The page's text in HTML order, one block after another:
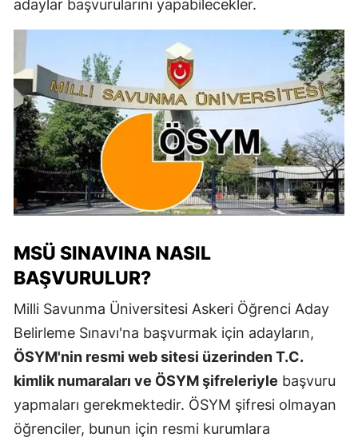
adaylar başvurularını yapabilecekler.
MSÜ SINAVINA NASIL
BAŞVURULUR?
Milli Savunma Üniversitesi Askeri Öğrenci Aday
Belirleme Sınavı'na başvurmak için adayların,
ÖSYM'nin resmi web sitesi üzerinden T.C.
kimlik numaraları ve ÖSYM şifreleriyle başvuru
yapmaları gerekmektedir. ÖSYM şifresi olmayan
öğrenciler, bunun için resmi kurumlara